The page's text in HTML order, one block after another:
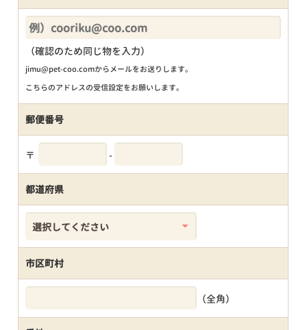
（確認のため同じ物を入力）
jimu@pet-coo.comからメールをお送りします。
こちらのアドレスの受信設定をお願いします。
郵便番号
〒 -
都道府県
市区町村
（全角）